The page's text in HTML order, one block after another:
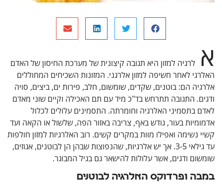
לרגיה למזון היא תגובה קיצונית של מערכת החיסון של האדם
לאחר חשיפה למזון אלרגני. המזונות השכיחים המחוללים
הם: בוטנים, שקדים, שומשום, חלב, פירות ים, ביצים, סויה
התגובה תתרחש בד"כ מיד עם תם האכילה וקיים שוני מאדם
בתסמיני האלרגיה וחומרתה. התסמינים עלולים לכלול
בעור, גודש באף, צריבה באזור הפה, שלשול או הקאה ועד
נשימה ואפילו מוות במקרים קשים. רוב האלרגיות למזון חולפות
עד גילאי 3-5. אך יש אלרגיות, שהנפוצות שבהן הן לבוטנים, אגוזים,
ודגים, אשר עלולות להישאר גם בגיל המבוגר.
ופרדוקס האלרגיה לבוטנים